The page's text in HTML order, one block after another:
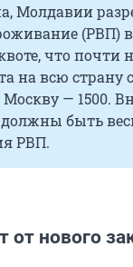
Молдавии
(РВП)
что почти
на всю страну
Москву — 1500.
быть
РВП.
от нового